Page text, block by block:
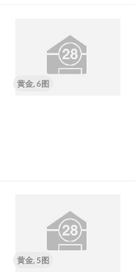
黄金, 6图
黄金, 5图